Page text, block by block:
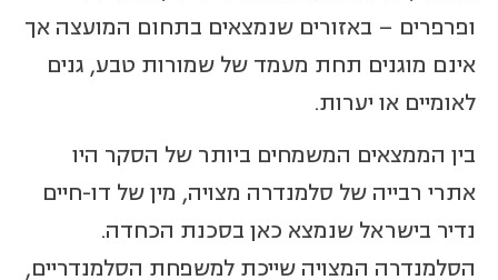
ופרפרים – באזורים שנמצאים בתחום המועצה אך
אינם מוגנים תחת מעמד של שמורות טבע, גנים
לאומיים או יערות.
בין הממצאים המשמחים ביותר של הסקר היו
אתרי רבייה של סלמנדרה מצויה, מין של דו-חיים
נדיר בישראל שנמצא כאן בסכנת הכחדה.
הסלמנדרה המצויה שייכת למשפחת הסלמנדריים,